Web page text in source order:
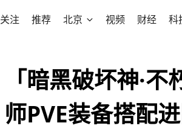
关注 推荐 北京 视频 财经 科
「暗黑破坏神·
师PVE装备搭配